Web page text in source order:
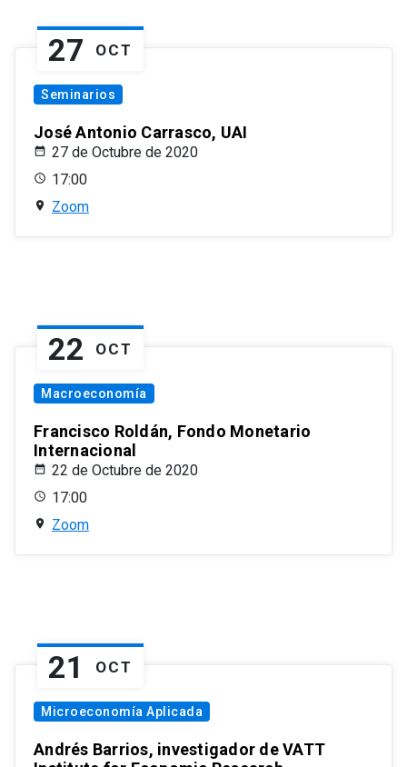
27 OCT
Seminarios
José Antonio Carrasco, UAI
27 de Octubre de 2020
17:00
Zoom
22 OCT
Macroeconomía
Francisco Roldán, Fondo Monetario
Internacional
22 de Octubre de 2020
17:00
Zoom
21 OCT
Microeconomía Aplicada
Andrés Barrios, investigador de VATT